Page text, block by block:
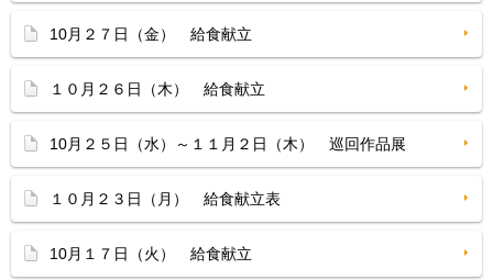
10月２７日（金） 給食献立
１０月２６日（木） 給食献立
10月２５日（水）～１１月２日（木） 巡回作品展
１０月２３日（月） 給食献立表
10月１７日（火） 給食献立